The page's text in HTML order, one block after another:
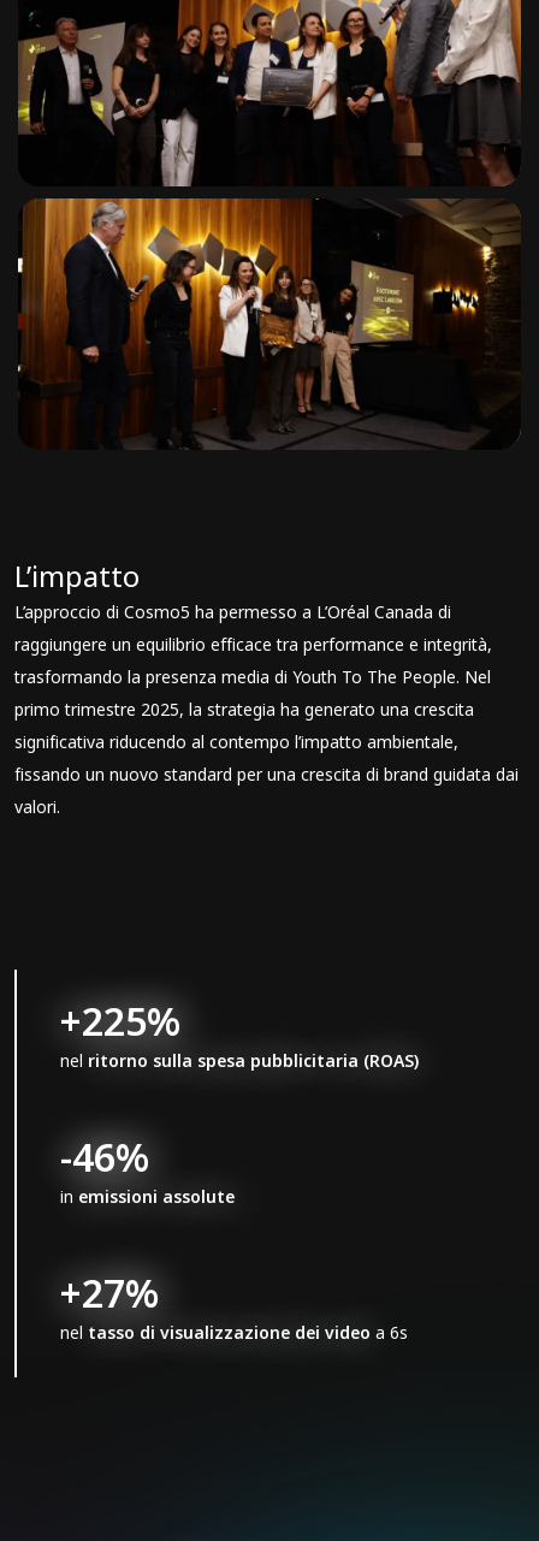
L’impatto
L’approccio di Cosmo5 ha permesso a L’Oréal Canada di
raggiungere un equilibrio efficace tra performance e integrità,
trasformando la presenza media di Youth To The People. Nel
primo trimestre 2025, la strategia ha generato una crescita
significativa riducendo al contempo l’impatto ambientale,
fissando un nuovo standard per una crescita di brand guidata dai
valori.
+225%
nel ritorno sulla spesa pubblicitaria (ROAS)
-46%
in emissioni assolute
+27%
nel tasso di visualizzazione dei video a 6s